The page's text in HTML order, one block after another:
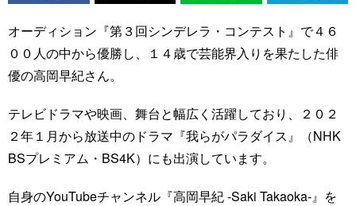
オーディション『第３回シンデレラ・コンテスト』で４６
００人の中から優勝し、１４歳で芸能界入りを果たした俳
優の高岡早紀さん。
テレビドラマや映画、舞台と幅広く活躍しており、２０２
２年１月から放送中のドラマ『我らがパラダイス』（NHK
BSプレミアム・BS4K）にも出演しています。
自身のYouTubeチャンネル『高岡早紀 -Saki Takaoka-』を